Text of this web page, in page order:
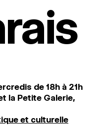
de 18h à 21h
la Petite Galerie,
et culturelle